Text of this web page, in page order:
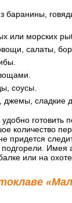
баранины,
или морских
салаты,
соусы.
джемы, сладкие
готовить
количество
придется
Имея
или на охоте.